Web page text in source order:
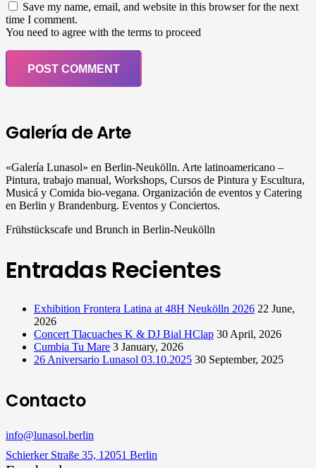
Save my name, email, and website in this browser for the next
time I comment.
You need to agree with the terms to proceed
POST COMMENT
Galería de Arte
«Galería Lunasol» en Berlin-Neukölln. Arte latinoamericano –
Pintura, trabajo manual, Workshops, Cursos de Pintura y Escultura,
Musicá y Comida bio-vegana. Organización de eventos y Catering
en Berlin y Brandenburg. Eventos y Conciertos.
Frühstückscafe und Brunch in Berlin-Neukölln
Entradas Recientes
Exhibition Frontera Latina at 48H Neukölln 2026 22 June,
2026
Concert Tlacuaches K & DJ Bial HClap 30 April, 2026
Cumbia Tu Mare 3 January, 2026
26 Aniversario Lunasol 03.10.2025 30 September, 2025
Contacto
info@lunasol.berlin
Schierker Straße 35, 12051 Berlin